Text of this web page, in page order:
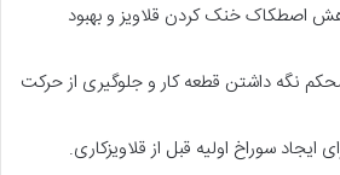
اصطکاک خنک کردن قلاویز و بهبود
نگه داشتن قطعه کار و جلوگیری از حرکت
ایجاد سوراخ اولیه قبل از قلاویزکاری.